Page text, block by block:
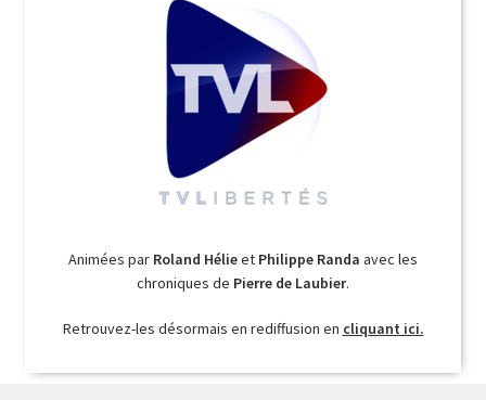
Animées par Roland Hélieet Philippe Randa avec les
chroniques de Pierre de Laubier.
Retrouvez-les désormais en rediffusion en cliquant ici.